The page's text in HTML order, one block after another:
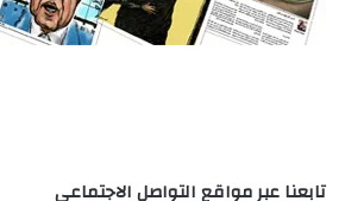
تابعنا عبر مواقع التواصل الاجتماعى